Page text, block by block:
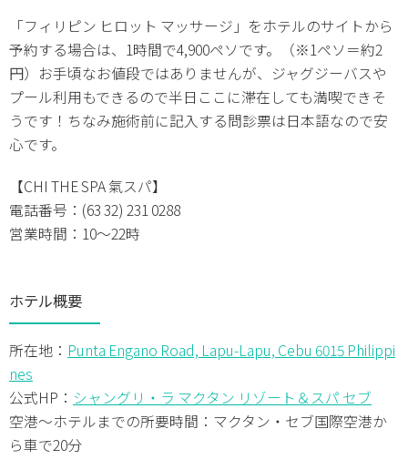
「フィリピン ヒロット マッサージ」をホテルのサイトから
予約する場合は、1時間で4,900ペソです。（※1ペソ＝約2
円）お手頃なお値段ではありませんが、ジャグジーバスや
プール利用もできるので半日ここに滞在しても満喫できそ
うです！ちなみ施術前に記入する問診票は日本語なので安
心です。
【CHI THE SPA 氣スパ】
電話番号：(63 32) 231 0288
営業時間：10～22時
ホテル概要
所在地： Punta Engano Road, Lapu-Lapu, Cebu 6015 Philippi
nes
公式HP： シャングリ・ラ マクタン リゾート＆スパ セブ
空港～ホテルまでの所要時間：マクタン・セブ国際空港か
ら車で20分